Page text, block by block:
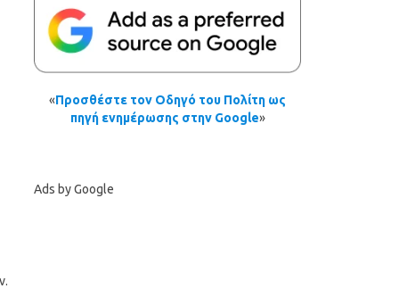
«Προσθέστε τον Οδηγό του Πολίτη ως
πηγή ενημέρωσης στην Google»
Ads by Google